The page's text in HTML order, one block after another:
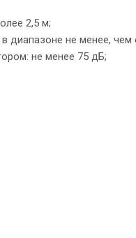
2,5 м;
диапазоне не менее,
не менее 75 дБ;